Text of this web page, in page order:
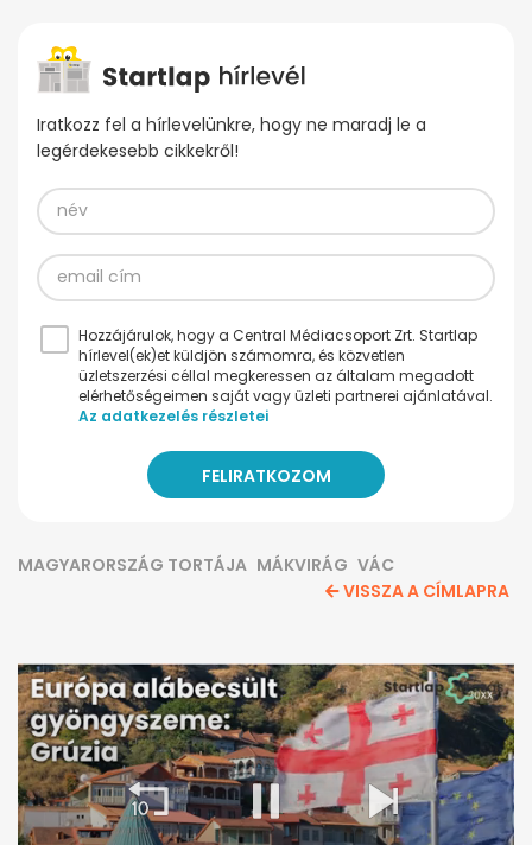
Iratkozz fel a hírlevelünkre, hogy ne maradj le a
legérdekesebb cikkekről!
Hozzájárulok, hogy a Central Médiacsoport Zrt. Startlap
hírlevel(ek)et küldjön számomra, és közvetlen
üzletszerzési céllal megkeressen az általam megadott
elérhetőségeimen saját vagy üzleti partnerei ajánlatával.
Az adatkezelés részletei
MAGYARORSZÁG TORTÁJA MÁKVIRÁG VÁC
VISSZA A CÍMLAPRA